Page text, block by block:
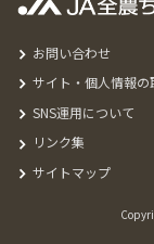
お問い合わせ
サイト・個人情報
SNS運用について
リンク集
サイトマップ